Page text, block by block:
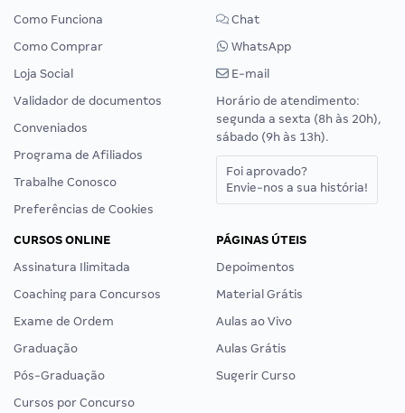
Como Funciona
Como Comprar
Loja Social
Validador de documentos
Conveniados
Programa de Afiliados
Trabalhe Conosco
Preferências de Cookies
Chat
WhatsApp
E-mail
Horário de atendimento:
segunda a sexta (8h às 20h),
sábado (9h às 13h).
Foi aprovado?
Envie-nos a sua história!
CURSOS ONLINE
Assinatura Ilimitada
Coaching para Concursos
Exame de Ordem
Graduação
Pós-Graduação
Cursos por Concurso
PÁGINAS ÚTEIS
Depoimentos
Material Grátis
Aulas ao Vivo
Aulas Grátis
Sugerir Curso